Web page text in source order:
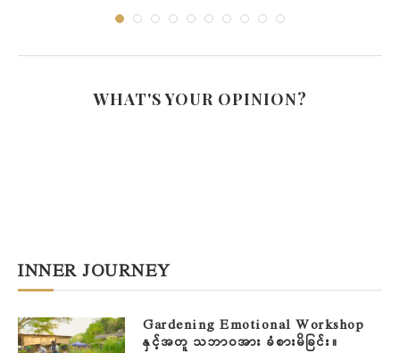
WHAT'S YOUR OPINION?
INNER JOURNEY
Gardening Emotional Workshop
နှင့်အတူ သဘာဝအား ခံစားမိခြင်း။